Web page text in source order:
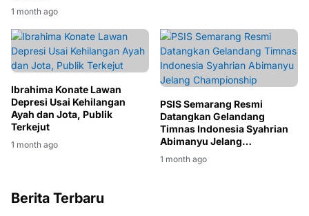
1 month ago
Ibrahima Konate Lawan
Depresi Usai Kehilangan
Ayah dan Jota, Publik
Terkejut
1 month ago
PSIS Semarang Resmi
Datangkan Gelandang
Timnas Indonesia Syahrian
Abimanyu Jelang
Championship
1 month ago
Berita Terbaru